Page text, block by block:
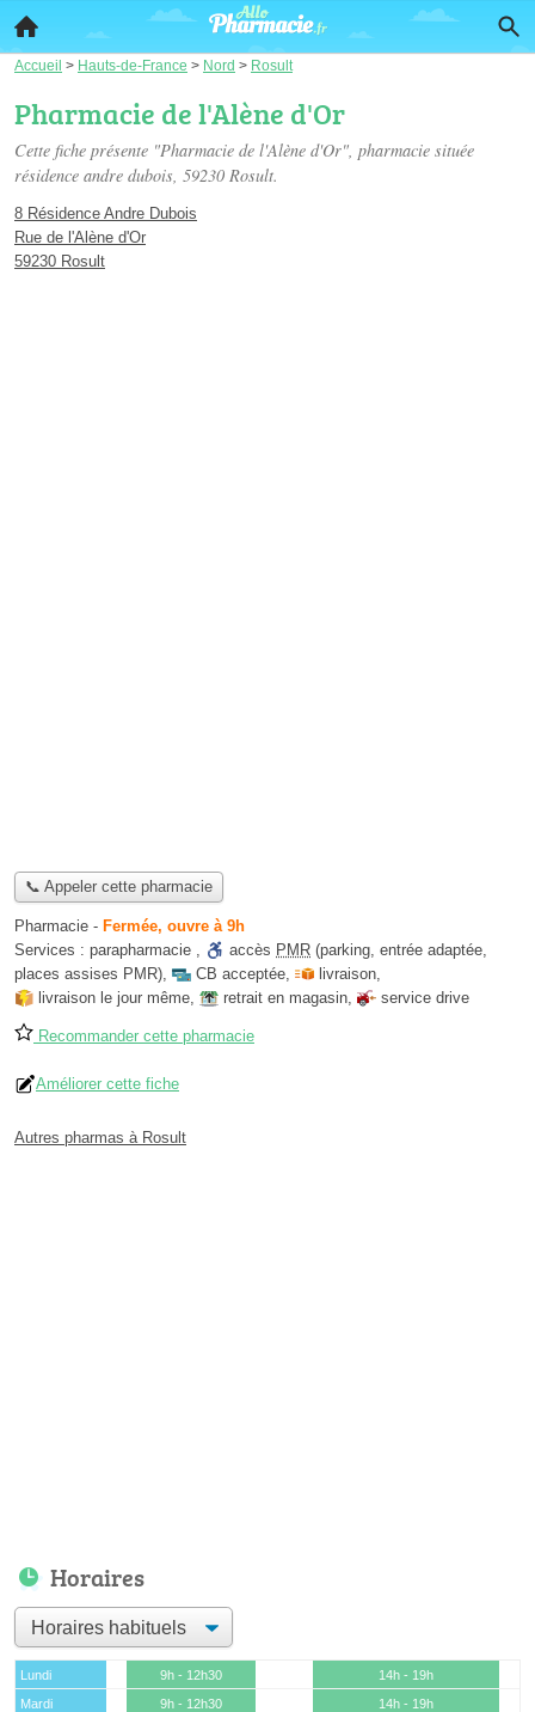
Accueil > Hauts-de-France > Nord > Rosult
Pharmacie de l'Alène d'Or
Cette fiche présente "Pharmacie de l'Alène d'Or", pharmacie située
résidence andre dubois, 59230 Rosult.
8 Résidence Andre Dubois
Rue de l'Alène d'Or
59230 Rosult
📞 Appeler cette pharmacie
Pharmacie - Fermée, ouvre à 9h
Services : parapharmacie , accès PMR (parking, entrée adaptée,
places assises PMR), CB acceptée, livraison,
livraison le jour même, retrait en magasin, service drive
Recommander cette pharmacie
Améliorer cette fiche
Autres pharmas à Rosult
Horaires
Lundi 9h - 12h30
14h - 19h
Mardi
9h - 12h30
14h - 19h